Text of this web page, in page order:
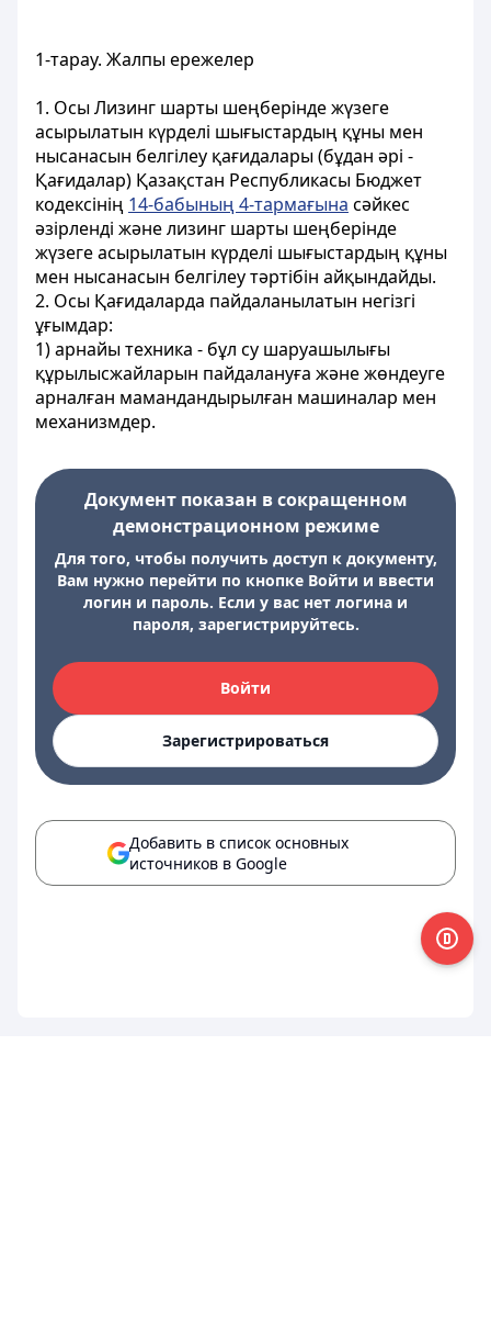
1-тарау. Жалпы ережелер
1. Осы Лизинг шарты шеңберінде жүзеге
асырылатын күрделі шығыстардың құны мен
нысанасын белгілеу қағидалары (бұдан әрі -
Қағидалар) Қазақстан Республикасы Бюджет
кодексінің 14-бабының 4-тармағына сәйкес
әзірленді және лизинг шарты шеңберінде
жүзеге асырылатын күрделі шығыстардың құны
мен нысанасын белгілеу тәртібін айқындайды.
2. Осы Қағидаларда пайдаланылатын негізгі
ұғымдар:
1) арнайы техника - бұл су шаруашылығы
құрылысжайларын пайдалануға және жөндеуге
арналған мамандандырылған машиналар мен
механизмдер.
Документ показан в сокращенном
демонстрационном режиме
Для того, чтобы получить доступ к документу,
Вам нужно перейти по кнопке Войти и ввести
логин и пароль. Если у вас нет логина и
пароля, зарегистрируйтесь.
Войти
Зарегистрироваться
Добавить в список основных
источников в Google